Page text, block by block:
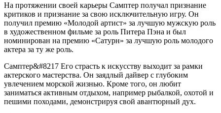
На протяжении своей карьеры Самптер получал признание
критиков и признание за свою исключительную игру. Он
получил премию «Молодой артист» за лучшую мужскую роль
в художественном фильме за роль Питера Пэна и был
номинирован на премию «Сатурн» за лучшую роль молодого
актера за ту же роль.
Самптер&#8217 Его страсть к искусству выходит за рамки
актерского мастерства. Он заядлый дайвер с глубоким
увлечением морской жизнью. Кроме того, он любит
заниматься активным отдыхом, например рыбалкой, охотой и
пешими походами, демонстрируя свой авантюрный дух.